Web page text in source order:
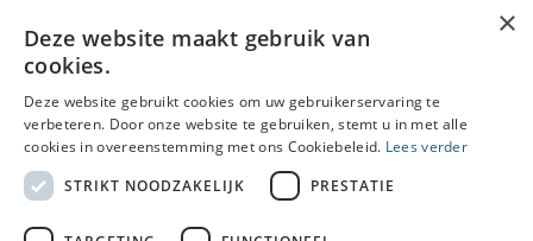
Een volledig onafhankelijke vergelijking van gratis en betalende
bankrekeningen in België
Bekijk ook :
Spaarrekening
×
Deze website maakt gebruik van
cookies.
Deze website gebruikt cookies om uw gebruikerservaring te
verbeteren. Door onze website te gebruiken, stemt u in met alle
cookies in overeenstemming met ons Cookiebeleid. Lees verder
STRIKT NOODZAKELIJK
PRESTATIE